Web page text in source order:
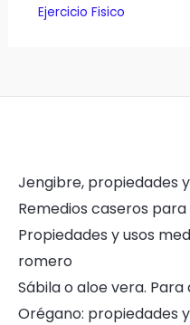
Ejercicio Fisico
Jengibre, propiedades
Remedios caseros
Propiedades y usos
romero
Sábila o aloe vera.
Orégano: propiedades